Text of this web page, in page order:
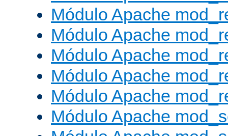
Módulo Apache
Módulo Apache
Módulo Apache
Módulo Apache
Módulo Apache
Módulo Apache